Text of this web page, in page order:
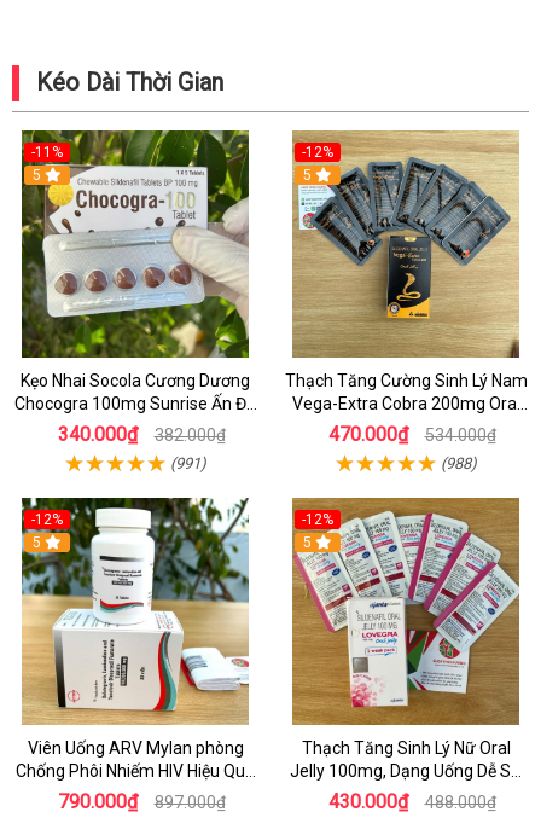
Kéo Dài Thời Gian
-11%
5
Kẹo Nhai Socola Cương Dương
Chocogra 100mg Sunrise Ấn Độ
Chính Hãng
340.000₫ 382.000₫
(991)
-12%
5
Thạch Tăng Cường Sinh Lý Nam
Vega-Extra Cobra 200mg Oral
Jelly (Hộp 7 Gói) – Tăng Cương
Cứng & Kéo Dài Thời Gian
470.000₫ 534.000₫
(988)
-12%
5
Viên Uống ARV Mylan phòng
Chống Phôi Nhiếm HIV Hiệu Quả
- Hộp 30 viên
790.000₫ 897.000₫
-12%
5
Thạch Tăng Sinh Lý Nữ Oral
Jelly 100mg, Dạng Uống Dễ Sử
Dụng Hộp 7 Gói
430.000₫ 488.000₫